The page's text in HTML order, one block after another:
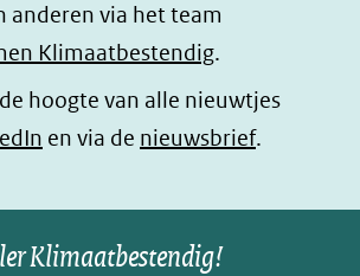
(opent
in
nieuw
venster)
naar
een
(opent
in
nieuw
venster)
naar
een
o
p
B
l
e
s
anderen via het team
Klimaatbestendig.
hoogte van alle nieuwtjes
(opent
nieuw
venster)
en via de nieuwsbrief.
Klimaatbestendig!